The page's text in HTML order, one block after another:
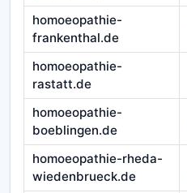
homoeopathie-
frankenthal.de
homoeopathie-
rastatt.de
homoeopathie-
boeblingen.de
homoeopathie-rheda-
wiedenbrueck.de